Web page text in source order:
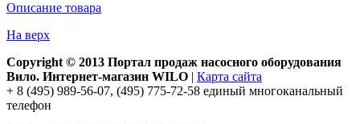
Описание товара
На верх
Copyright © 2013 Портал продаж насосного оборудования
Вило. Интернет-магазин WILO | Карта сайта
+ 8 (495) 989-56-07, (495) 775-72-58 единый многоканальный
телефон